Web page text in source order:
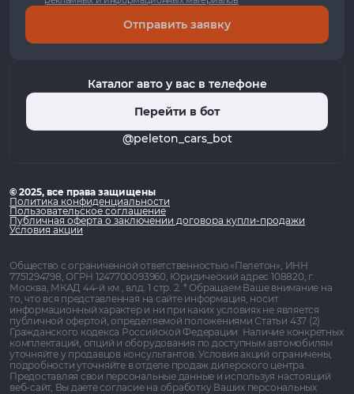
Отправить заявку
Каталог авто у вас в телефоне
Перейти в бот
@peleton_cars_bot
© 2025, все права защищены
Политика конфиденциальности
Пользовательское соглашение
Публичная оферта о заключении договора купли-продажи
Условия акции
Общество с ограниченной ответственностью «Пелетон», ИНН
7751294798, ОГРН 1247700093960, Юридический адрес 108820, г.
Москва, МКАД 44-й км , влд. 1 стр. 2. * Обращаем Ваше внимание на
то, что вся представленная на сайте информация, носит
информационный характер и ни при каких условиях не является
публичной офертой, определяемой положениями Статьи 437 (2)
Гражданского кодекса Российской Федерации. Наличие конкретных
комплектаций, опций и оборудования по доступным автомобилям
уточняйте у продавцов консультантов. Условия акций ограничены,
подробности уточняйте в отделе продаж дилерского центра.
Предоставляя свои персональные данные и используя настоящий
веб-сайт, Вы даете согласие на обработку Ваших персональных